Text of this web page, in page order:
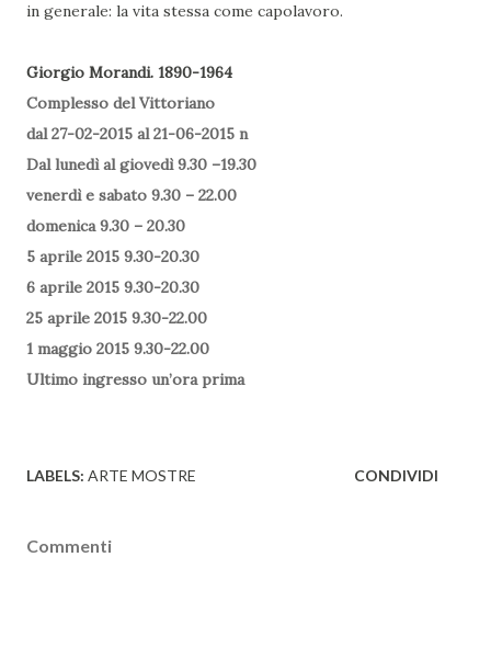
in generale: la vita stessa come capolavoro.
Giorgio Morandi. 1890-1964
Complesso del Vittoriano
dal 27-02-2015 al 21-06-2015 n
Dal lunedì al giovedì 9.30 –19.30
venerdì e sabato 9.30 – 22.00
domenica 9.30 – 20.30
5 aprile 2015 9.30-20.30
6 aprile 2015 9.30-20.30
25 aprile 2015 9.30-22.00
1 maggio 2015 9.30-22.00
Ultimo ingresso un’ora prima
LABELS: ARTE MOSTRE CONDIVIDI
Commenti